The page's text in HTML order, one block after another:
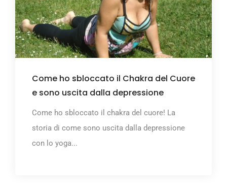
Come ho sbloccato il Chakra del Cuore
e sono uscita dalla depressione
Come ho sbloccato il chakra del cuore! La
storia di come sono uscita dalla depressione
con lo yoga...